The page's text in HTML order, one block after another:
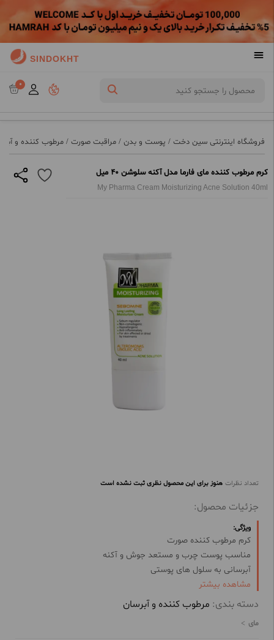
SINDOKHT
0
فروشگاه اینترنتی سین دخت / پوست و بدن / مراقبت صورت / مرطوب کننده و
کرم مرطوب کننده مای فارما مدل آکنه سلوشن 40 میل
My Pharma Cream Moisturizing Acne Solution 40ml
تعداد نظرات هنوز برای این محصول نظری ثبت نشده است
جزئیات محصول:
ویژگی:
کرم مرطوب کننده صورت
مناسب پوست چرب و مستعد جوش و آکنه
آبرسانی به سلول های پوستی
حفظ رطوبت طبیعی پوست
تنظیم چربی و سبوم پوست
غیر کومودون زا
مشاهده بیشتر
دسته بندی: مرطوب کننده و آبرسان
مای